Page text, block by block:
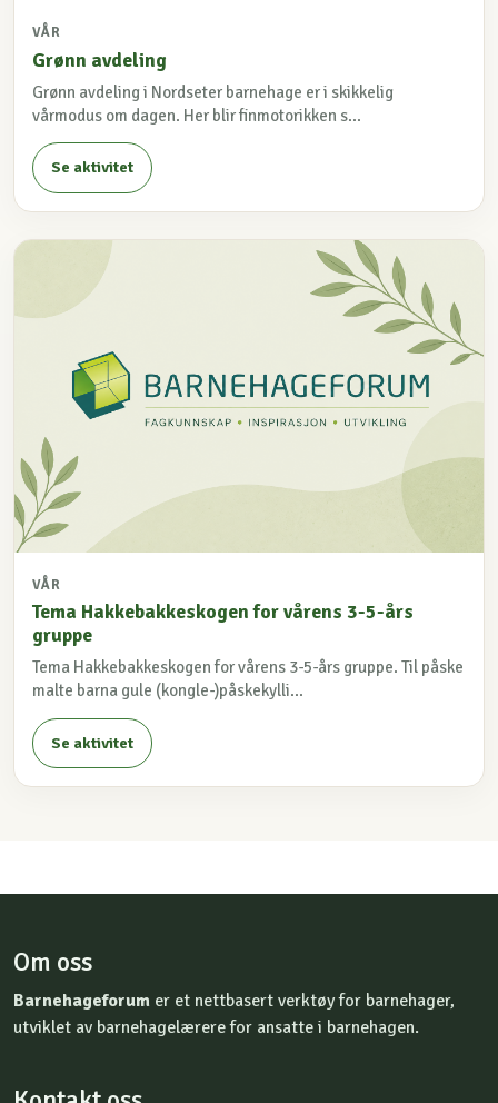
VÅR
Grønn avdeling
Grønn avdeling i Nordseter barnehage er i skikkelig
vårmodus om dagen. Her blir finmotorikken s...
Se aktivitet
VÅR
Tema Hakkebakkeskogen for vårens 3-5-års
gruppe
Tema Hakkebakkeskogen for vårens 3-5-års gruppe. Til påske
malte barna gule (kongle-)påskekylli...
Se aktivitet
Om oss
Barnehageforum er et nettbasert verktøy for barnehager,
utviklet av barnehagelærere for ansatte i barnehagen.